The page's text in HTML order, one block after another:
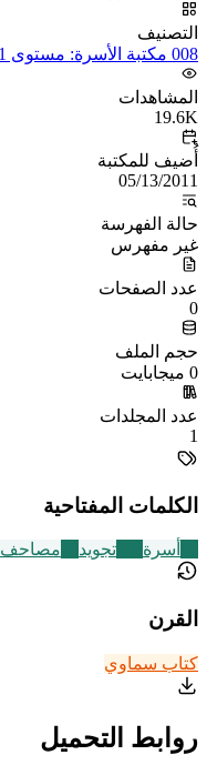
التصنيف
008 مكتبة الأسرة: مستوى 1
المشاهدات
19.6K
أُضيف للمكتبة
05/13/2011
حالة الفهرسة
غير مفهرس
عدد الصفحات
0
حجم الملف
0 ميجابايت
عدد المجلدات
1
الكلمات المفتاحية
أسرة تجويد مصاحف
القرن
كتاب سماوي
روابط التحميل